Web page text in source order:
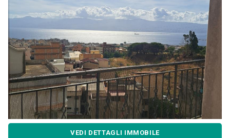
VEDI DETTAGLI IMMOBILE